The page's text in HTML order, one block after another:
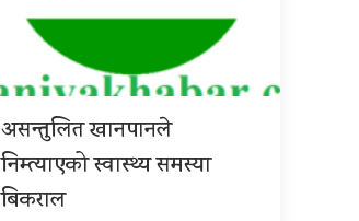
असन्तुलित खानपानले
निम्त्याएको स्वास्थ्य समस्या
बिकराल